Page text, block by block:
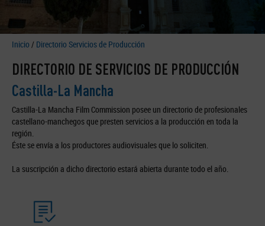
Inicio / Directorio Servicios de Producción
DIRECTORIO DE SERVICIOS DE PRODUCCIÓN
Castilla-La Mancha
Castilla-La Mancha Film Commission posee un directorio de profesionales
castellano-manchegos que presten servicios a la producción en toda la
región.
Éste se envía a los productores audiovisuales que lo soliciten.
La suscripción a dicho directorio estará abierta durante todo el año.